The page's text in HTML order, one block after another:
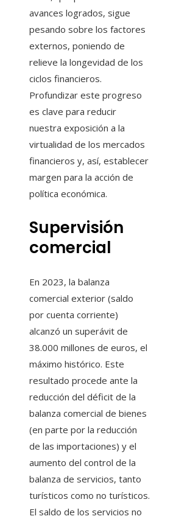
avances logrados, sigue
pesando sobre los factores
externos, poniendo de
relieve la longevidad de los
ciclos financieros.
Profundizar este progreso
es clave para reducir
nuestra exposición a la
virtualidad de los mercados
financieros y, así, establecer
margen para la acción de
política económica.
Supervisión
comercial
En 2023, la balanza
comercial exterior (saldo
por cuenta corriente)
alcanzó un superávit de
38.000 millones de euros, el
máximo histórico. Este
resultado procede ante la
reducción del déficit de la
balanza comercial de bienes
(en parte por la reducción
de las importaciones) y el
aumento del control de la
balanza de servicios, tanto
turísticos como no turísticos.
El saldo de los servicios no